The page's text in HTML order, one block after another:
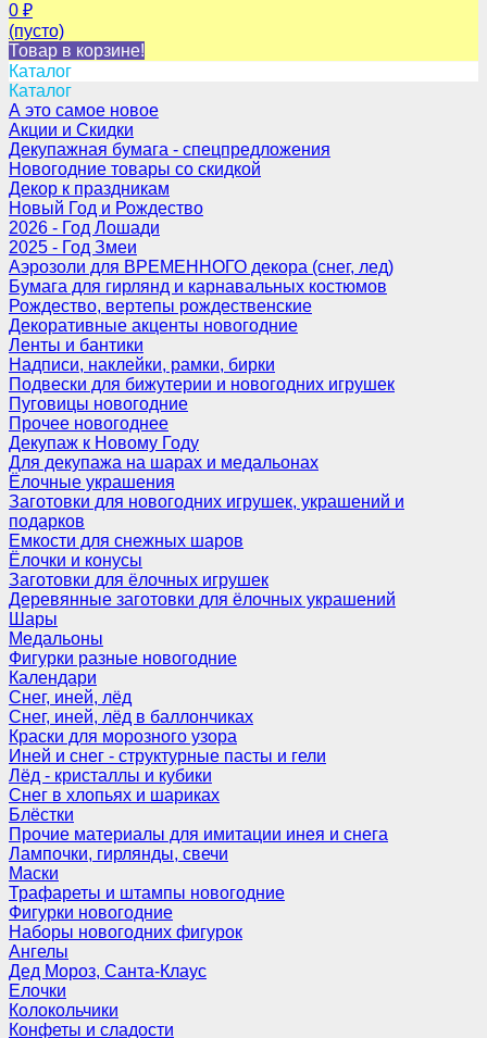
0 ₽
(пусто)
Товар в корзине!
Каталог
Каталог
А это самое новое
Акции и Скидки
Декупажная бумага - спецпредложения
Новогодние товары со скидкой
Декор к праздникам
Новый Год и Рождество
2026 - Год Лошади
2025 - Год Змеи
Аэрозоли для ВРЕМЕННОГО декора (снег, лед)
Бумага для гирлянд и карнавальных костюмов
Рождество, вертепы рождественские
Декоративные акценты новогодние
Ленты и бантики
Надписи, наклейки, рамки, бирки
Подвески для бижутерии и новогодних игрушек
Пуговицы новогодние
Прочее новогоднее
Декупаж к Новому Году
Для декупажа на шарах и медальонах
Ёлочные украшения
Заготовки для новогодних игрушек, украшений и
подарков
Емкости для снежных шаров
Ёлочки и конусы
Заготовки для ёлочных игрушек
Деревянные заготовки для ёлочных украшений
Шары
Медальоны
Фигурки разные новогодние
Календари
Снег, иней, лёд
Снег, иней, лёд в баллончиках
Краски для морозного узора
Иней и снег - структурные пасты и гели
Лёд - кристаллы и кубики
Снег в хлопьях и шариках
Блёстки
Прочие материалы для имитации инея и снега
Лампочки, гирлянды, свечи
Маски
Трафареты и штампы новогодние
Фигурки новогодние
Наборы новогодних фигурок
Ангелы
Дед Мороз, Санта-Клаус
Елочки
Колокольчики
Конфеты и сладости